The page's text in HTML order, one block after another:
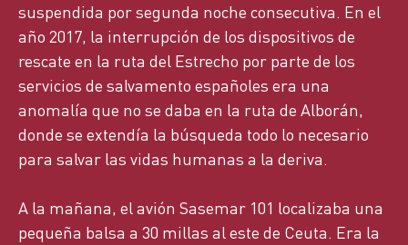
suspendida por segunda noche consecutiva. En el
año 2017, la interrupción de los dispositivos de
rescate en la ruta del Estrecho por parte de los
servicios de salvamento españoles era una
anomalía que no se daba en la ruta de Alborán,
donde se extendía la búsqueda todo lo necesario
para salvar las vidas humanas a la deriva.
A la mañana, el avión Sasemar 101 localizaba una
pequeña balsa a 30 millas al este de Ceuta. Era la